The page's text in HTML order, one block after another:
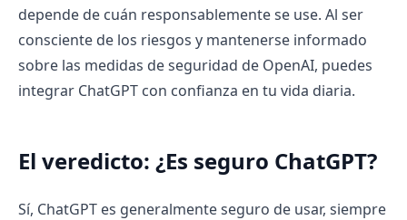
depende de cuán responsablemente se use. Al ser
consciente de los riesgos y mantenerse informado
sobre las medidas de seguridad de OpenAI, puedes
integrar ChatGPT con confianza en tu vida diaria.
El veredicto: ¿Es seguro ChatGPT?
Sí, ChatGPT es generalmente seguro de usar, siempre